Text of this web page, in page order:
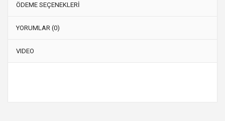
ÖDEME SEÇENEKLERİ
YORUMLAR (0)
VIDEO